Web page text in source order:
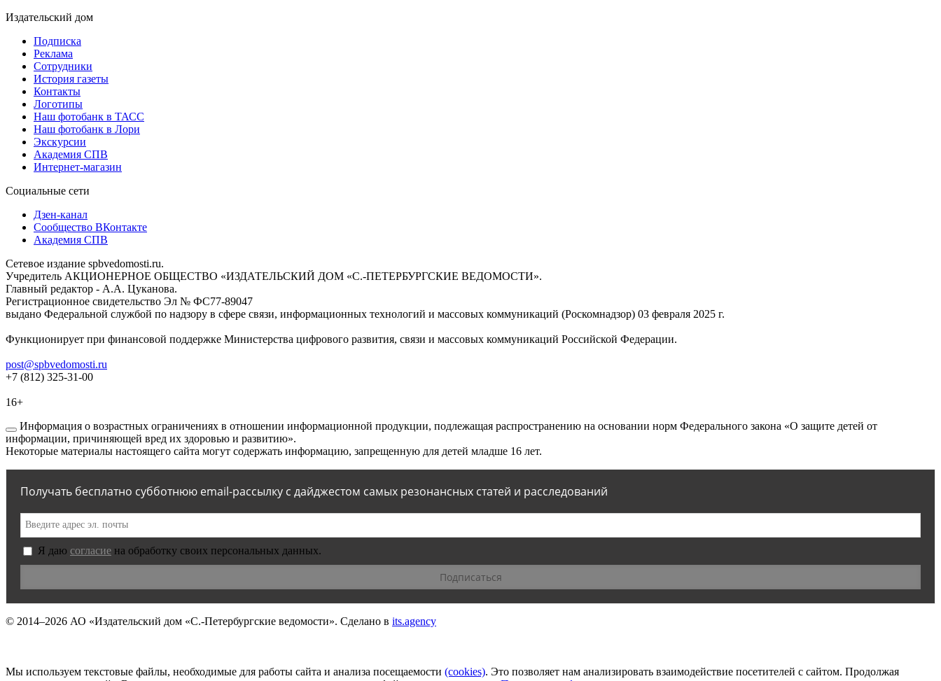
Издательский дом
Подписка
Реклама
Сотрудники
История газеты
Контакты
Логотипы
Наш фотобанк в ТАСС
Наш фотобанк в Лори
Экскурсии
Академия СПВ
Интернет-магазин
Социальные сети
Дзен-канал
Сообщество ВКонтакте
Академия СПВ
Сетевое издание spbvedomosti.ru.
Учредитель АКЦИОНЕРНОЕ ОБЩЕСТВО «ИЗДАТЕЛЬСКИЙ ДОМ «С.-ПЕТЕРБУРГСКИЕ ВЕДОМОСТИ».
Главный редактор - А.А. Цуканова.
Регистрационное свидетельство Эл № ФС77-89047
выдано Федеральной службой по надзору в сфере связи, информационных технологий и массовых коммуникаций (Роскомнадзор) 03 февраля 2025 г.
Функционирует при финансовой поддержке Министерства цифрового развития, связи и массовых коммуникаций Российской Федерации.
post@spbvedomosti.ru
+7 (812) 325-31-00
16+
Информация о возрастных ограничениях в отношении информационной продукции, подлежащая распространению на основании норм Федерального закона «О защите детей от
информации, причиняющей вред их здоровью и развитию».
Некоторые материалы настоящего сайта могут содержать информацию, запрещенную для детей младше 16 лет.
Получать бесплатно субботнюю email-рассылку с дайджестом самых резонансных статей и расследований
Я даю согласие на обработку своих персональных данных.
© 2014–2026 АО «Издательский дом «С.-Петербургские ведомости». Сделано в its.agency
Мы используем текстовые файлы, необходимые для работы сайта и анализа посещаемости (сookies). Это позволяет нам анализировать взаимодействие посетителей с сайтом. Продолжая